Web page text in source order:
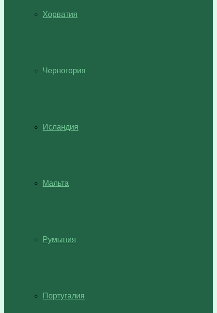
Хорватия
Черногория
Исландия
Мальта
Румыния
Португалия